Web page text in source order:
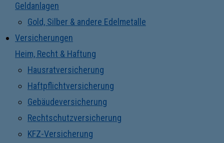
Geldanlagen
Gold, Silber & andere Edelmetalle
Versicherungen
Heim, Recht & Haftung
Hausratversicherung
Haftpflichtversicherung
Gebäudeversicherung
Rechtschutzversicherung
KFZ-Versicherung